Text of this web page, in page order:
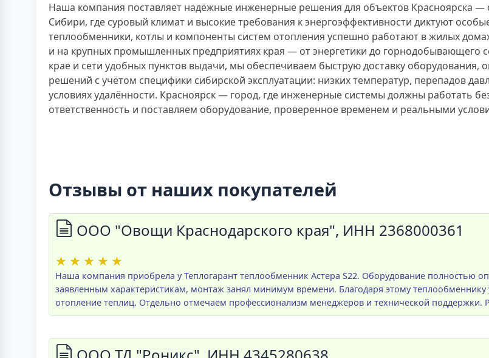
Наша компания поставляет надёжные инженерные решения для объектов Красноярска
Сибири, где суровый климат и высокие требования к энергоэффективности диктуют
теплообменники, котлы и компоненты систем отопления успешно работают в жилых
и на крупных промышленных предприятиях края — от энергетики до горнодобывающего
крае и сети удобных пунктов выдачи, мы обеспечиваем быструю доставку
решений с учётом специфики сибирской эксплуатации: низких температур, перепадов
условиях удалённости. Красноярск — город, где инженерные системы должны работать
ответственность и поставляем оборудование, проверенное временем и реальными
Отзывы от наших покупателей
ООО "Овощи Краснодарского края", ИНН 2368000361
★ ★ ★ ★ ★
Наша компания приобрела у Теплогарант теплообменник Астера S22. Оборудование полностью
заявленным характеристикам, монтаж занял минимум времени. Благодаря этому теплообменнику
отопление теплиц. Отдельно отмечаем профессионализм менеджеров и технической поддержки.